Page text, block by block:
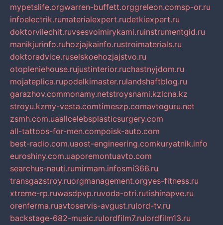
mypetslife.orgwarren-buffett.orggreleon.comsp-or.ru
infoelectrik.rumaterialexpert.rudetkiexpert.ru
doktorvilechit.ruvsesvoimirykami.ruinstrumentgid.ru
manikjurinfo.ruhozjajkainfo.rustroimaterials.ru
doktoradvice.ruselskoehozjajstvo.ru
otopleniehouse.rujustinterior.ruchastnyjdom.ru
mojateplica.rupodelkimaster.rulandshaftblog.ru
garazhov.commonamy.netstroysnami.kzlcna.kz
stroyu.kzmy-vesta.comtimeszp.comavtoguru.net
zsmh.com.uaallcelebsplasticsurgery.com
all-tattoos-for-men.compoisk-auto.com
best-radio.com.uaost-engineering.comkuryatnik.info
euroshiny.com.uaporemontuavto.com
searchus-nauti.rumirmam.infosmi366.ru
transgazstroy.ruorgmanagement.orgyes-fitness.ru
xtreme-rp.ruwasdpvp.ruvoda-otri.rutishinapve.ru
orenferma.ruavtoservis-avgust.rulord-tv.ru
backstage-682-music.rulordfilm7.rulordfilm13.ru